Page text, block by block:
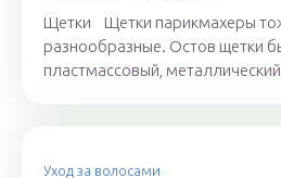
Щетки Щетки парикмахеры
разнообразные. Остов щетки
пластмассовый,
Уход за волосами